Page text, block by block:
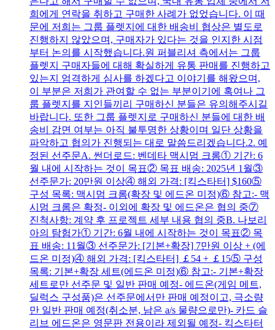
희에게 연락을 취하고 구매한 사례가 없었습니다. 이 때
문에 저희는 그룹 플렛지에 대한 배송비 협상은 별도로
진행하지 않았으며, 구매자가 있다는 것을 인지한 시점
부터 논의를 시작했습니다.원 퍼블리셔 측에서는 그룹
플렛지 구매자들에 대해 확실하게 유통 판매를 진행하고
있는지 엄격하게 심사를 하겠다고 이야기를 해왔으며,
이 부분은 저희가 관여할 수 없는 부분이기에 혹여나 그
룹 플렛지를 지인들끼리 구매하신 분들은 유의해주시길
바랍니다. 또한 그룹 플렛지로 구매하신 분들에 대한 배
송비 감면 여부는 아직 불투명한 상황이며 일단 상황을
파악하고 협의가 진행되는 대로 말씀드리겠습니다.2. 예
정된 선주문A. 썬더로드: 벤데타 맥시멈 크롬① 기간: 6
월 내에 시작하는 것이 목표② 목표 배송: 2025년 1월③
선주문가: 20만원 이상④ 해외 가격: [킥스타터] $160⑤
구성 목록: 맥시멈 크롬(확장 및 에드온 미정)⑥ 참고:- 맥
시멈 크롬은 확정- 이외에 확장 및 에드온은 협의 중⑦
진척사항: 계약 후 프로젝트 세부 내용 협의 중B. 나보리
아의 탐험가① 기간: 6월 내에 시작하는 것이 목표② 목
표 배송: 11월③ 선주문가: [기본+확장] 7만원 이상 + (에
드온 미정)④ 해외 가격: [킥스타터] ￡54 + ￡15⑤ 구성
목록: 기본+확장 세트(에드온 미정)⑥ 참고:- 기본+확장
세트로만 선주문 및 일반 판매 예정- 에드온(게임 메트,
딜럭스 구성품)은 선주문에서만 판매 예정이고, 극소량
만 일반 판매 예정(취소분, 남은 a/s 물량으로만)- 카드 슬
리브 에드온은 영문판 전용이라 제외될 예정- 킥스타터